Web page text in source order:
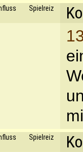
Spielreiz
Spielreiz